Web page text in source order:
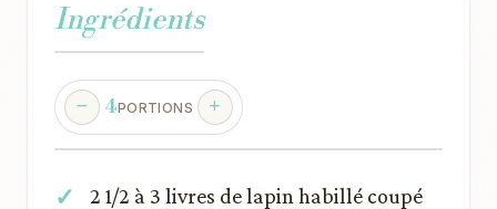
Ingrédients
4PORTIONS
2 1/2 à 3 livres de lapin habillé coupé